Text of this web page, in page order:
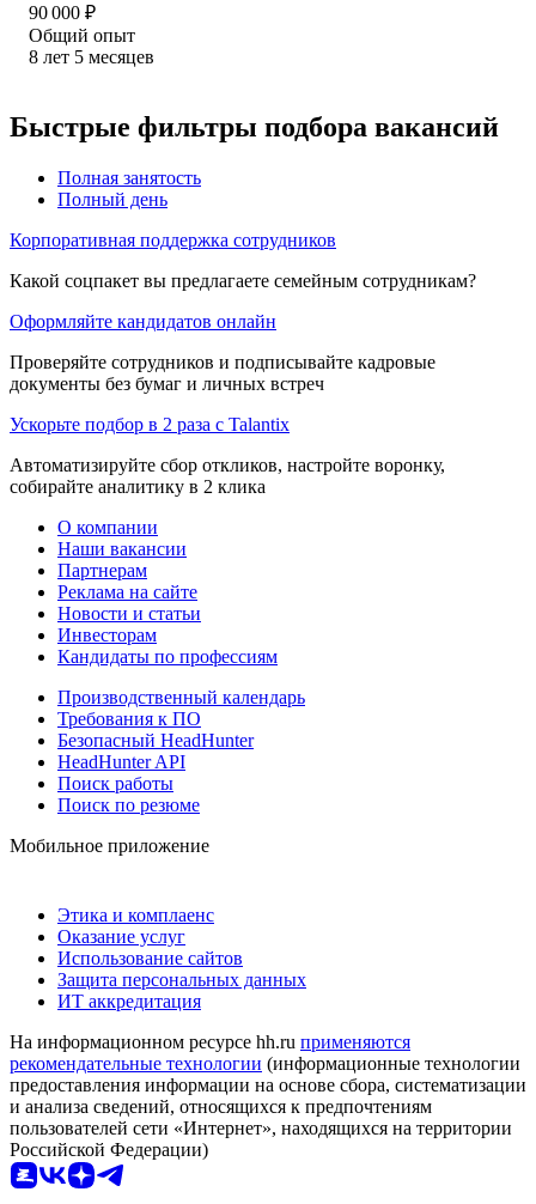
90 000 ₽
Общий опыт
8 лет 5 месяцев
Быстрые фильтры подбора вакансий
Полная занятость
Полный день
Корпоративная поддержка сотрудников
Какой соцпакет вы предлагаете семейным сотрудникам?
Оформляйте кандидатов онлайн
Проверяйте сотрудников и подписывайте кадровые
документы без бумаг и личных встреч
Ускорьте подбор в 2 раза с Talantix
Автоматизируйте сбор откликов, настройте воронку,
собирайте аналитику в 2 клика
О компании
Наши вакансии
Партнерам
Реклама на сайте
Новости и статьи
Инвесторам
Кандидаты по профессиям
Производственный календарь
Требования к ПО
Безопасный HeadHunter
HeadHunter API
Поиск работы
Поиск по резюме
Мобильное приложение
Этика и комплаенс
Оказание услуг
Использование сайтов
Защита персональных данных
ИТ аккредитация
На информационном ресурсе hh.ru применяются
рекомендательные технологии (информационные технологии
предоставления информации на основе сбора, систематизации
и анализа сведений, относящихся к предпочтениям
пользователей сети «Интернет», находящихся на территории
Российской Федерации)